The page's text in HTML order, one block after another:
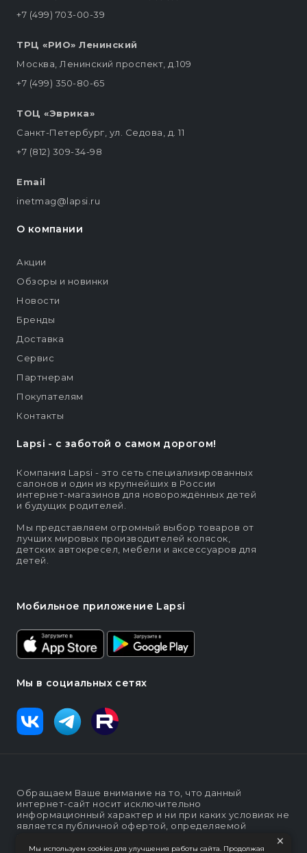
Lapsi - c заботой о самом дорогом!
Компания Lapsi - это сеть специализированных
салонов и один из крупнейших в России
интернет-магазинов для новорождённых детей
и будущих родителей.
Мы представляем огромный выбор товаров от
лучших мировых производителей колясок,
детских автокресел, мебели и аксессуаров для
детей.
Мобильное приложение Lapsi
Мы в социальных сетях
+7 (499) 703-00-39
ТРЦ «РИО» Ленинский
Москва, Ленинский проспект, д.109
+7 (499) 350-80-65
ТОЦ «Эврика»
Санкт-Петербург, ул. Седова, д. 11
+7 (812) 309-34-98
Email
inetmag@lapsi.ru
О компании
Акции
Обзоры и новинки
Новости
Бренды
Доставка
Сервис
Партнерам
Покупателям
Контакты
Обращаем Ваше внимание на то, что данный
интернет-сайт носит исключительно
информационный характер и ни при каких условиях не
является публичной офертой, определяемой
положениями статьи п. 2 ст. 437 Гражданского кодекса
Российской Федерации
×
Мы используем cookies для улучшения работы сайта. Продолжая